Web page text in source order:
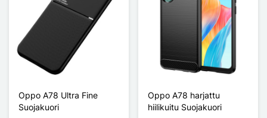
Oppo A78 Ultra Fine
Suojakuori
Oppo A78 harjattu
hiilikuitu Suojakuori